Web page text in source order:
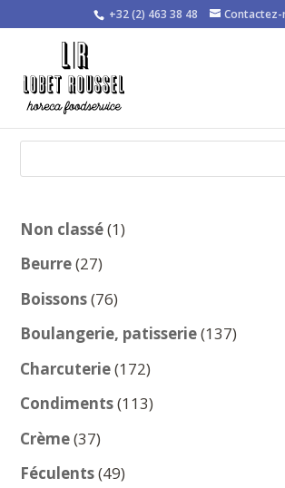
+32 (2) 463 38 48 Contactez-
Non classé 11
Beurre 2727
produits
Boissons 7676
produits
Boulangerie, patisserie 137137
Charcuterie 172172
produits
Condiments 113113
Crème 3737
produits
Féculents 4949